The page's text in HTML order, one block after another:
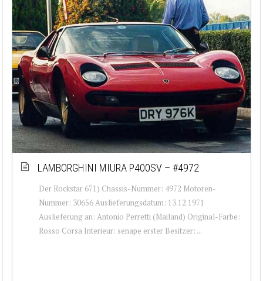
LAMBORGHINI MIURA P400SV – #4972
Der Rockstar 671) Chassis-Nummer: 4972 Motoren-
Nummer: 30656 Auslieferungsdatum: 13.12.1971
Auslieferung an: Antonio Perretti (Mailand) Original-Farbe:
Rosso Corsa Interieur: senape erster Besitzer: ...